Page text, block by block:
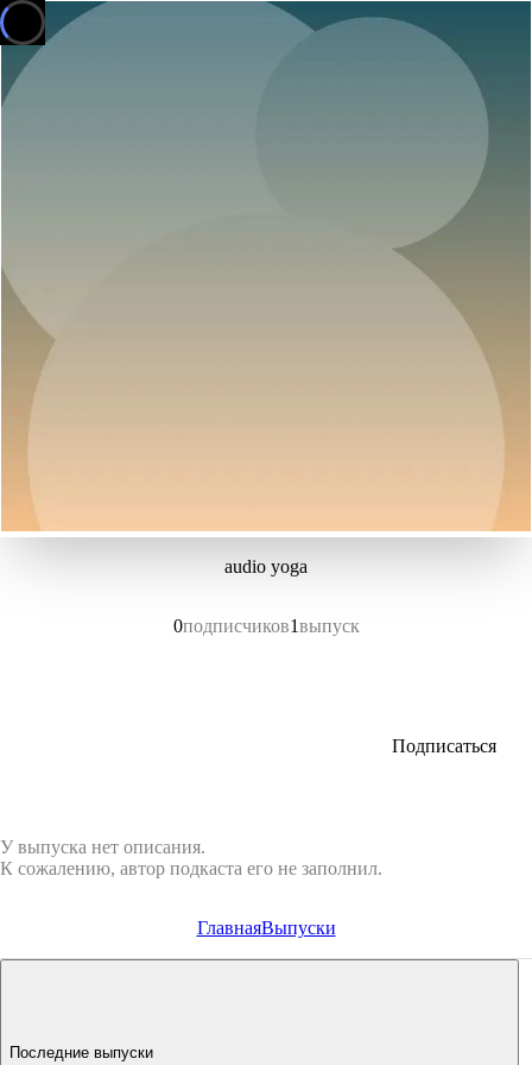
audio yoga
0подписчиков1выпуск
Подписаться
У выпуска нет описания.
К сожалению, автор подкаста его не заполнил.
ГлавнаяВыпуски
Последние выпуски